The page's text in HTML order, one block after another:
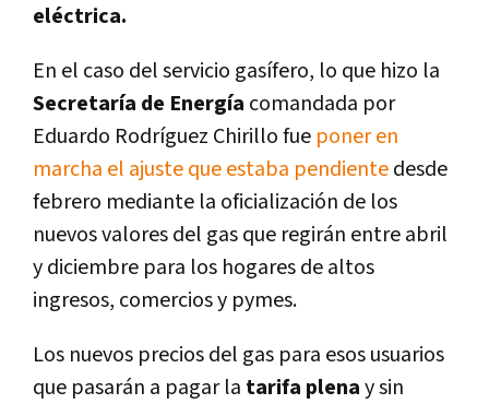
eléctrica.
En el caso del servicio gasífero, lo que hizo la
Secretaría de Energía comandada por
Eduardo Rodríguez Chirillo fue poner en
marcha el ajuste que estaba pendientedesde
febrero mediante la oficialización de los
nuevos valores del gas que regirán entre abril
y diciembre para los hogares de altos
ingresos, comercios y pymes.
Los nuevos precios del gas para esos usuarios
que pasarán a pagar la tarifa plenay sin